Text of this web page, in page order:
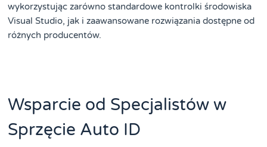
wykorzystując zarówno standardowe kontrolki środowiska
Visual Studio, jak i zaawansowane rozwiązania dostępne od
różnych producentów.
Wsparcie od Specjalistów w
Sprzęcie Auto ID